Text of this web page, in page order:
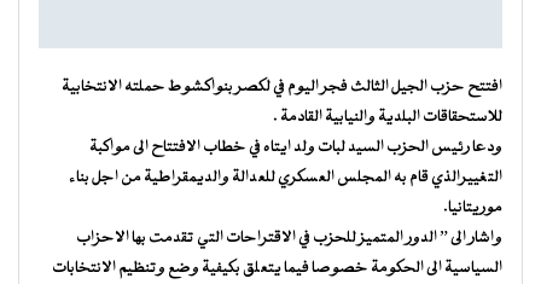
افتتح حزب الجيل الثالث فجر اليوم في لكصر بنواكشوط حملته الانتخابية
للاستحقاقات البلدية والنيابية القادمة .
ودعا رئيس الحزب السيد لبات ولد ايتاه في خطاب الافتتاح الى مواكبة
التغييرالذي قام به المجلس العسكري للعدالة والديمقراطية من اجل بناء
موريتانيا.
واشار الى ” الدور المتميز للحزب في الاقتراحات التي تقدمت بها الاحزاب
السياسية الى الحكومة خصوصا فيما يتعلق بكيفية وضع وتنظيم الانتخابات